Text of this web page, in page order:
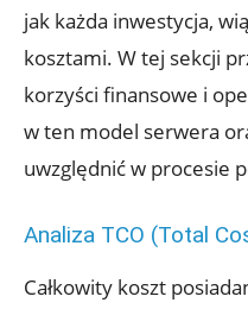
jak każda inwestycja,
kosztami. W tej sekcji
korzyści finansowe i
w ten model serwera
uwzględnić w procesie
Analiza TCO (Total
Całkowity koszt